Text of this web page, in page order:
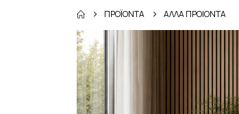
ΠΡΟΪΌΝΤΑ ΑΛΛΑ ΠΡΟΙΟΝΤΑ